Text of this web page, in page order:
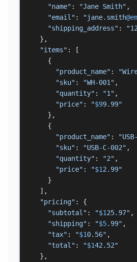
"name" : "Jane Smith" ,
"email" : "jane.smith
"shipping_address" :
  },
"items" : [
    {
"product_name" :
"sku" : "WH-001" ,
"quantity" : "1" ,
"price" : "$99.99"
    },
    {
"product_name" :
"sku" : "USB-C-002" ,
"quantity" : "2" ,
"price" : "$12.99"
    }
  ],
"pricing" : {
"subtotal" : "$125.97" ,
"shipping" : "$5.99" ,
"tax" : "$10.56" ,
"total" : "$142.52"
  },